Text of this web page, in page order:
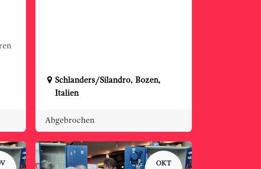
Schlanders/Silandro, Bozen,
Italien
Abgebrochen
OKT